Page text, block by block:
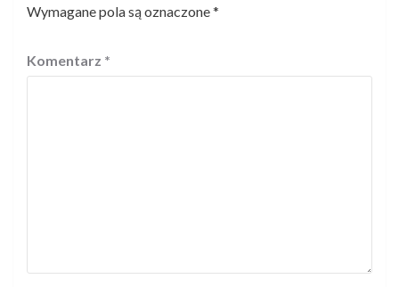
Wymagane pola są oznaczone*
Komentarz *